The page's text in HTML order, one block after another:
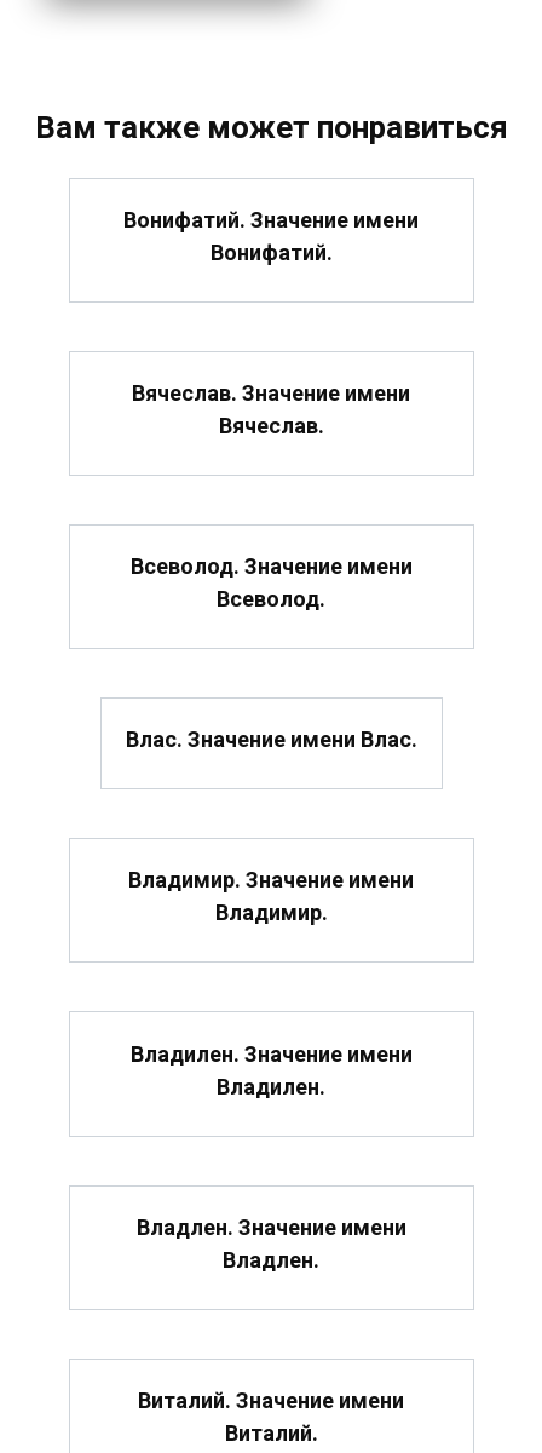
Вам также может понравиться
Вонифатий. Значение имени
Вонифатий.
Вячеслав. Значение имени
Вячеслав.
Всеволод. Значение имени
Всеволод.
Влас. Значение имени Влас.
Владимир. Значение имени
Владимир.
Владилен. Значение имени
Владилен.
Владлен. Значение имени
Владлен.
Виталий. Значение имени
Виталий.